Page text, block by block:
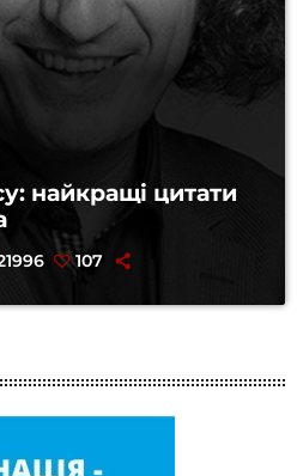
найкращі цитати
107